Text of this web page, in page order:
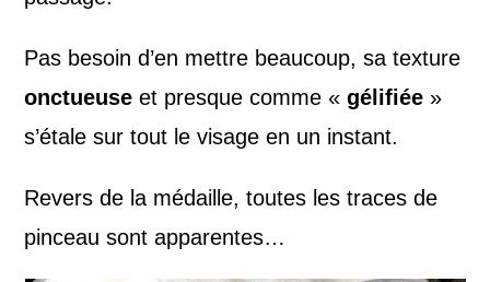
Pas besoin d’en mettre beaucoup, sa texture
onctueuseet presque comme «gélifiée »
s’étale sur tout le visage en un instant.
Revers de la médaille, toutes les traces de
pinceau sont apparentes…